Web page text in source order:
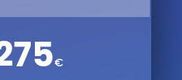
€